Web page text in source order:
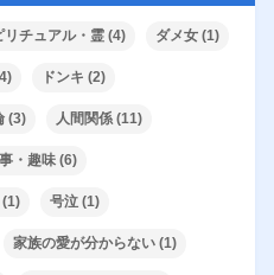
リチュアル・霊 (4) ダメ女 (1)
ドンキ (2)
(3) 人間関係 (11)
・趣味 (6)
(1) 号泣 (1)
家族の愛が分からない (1)